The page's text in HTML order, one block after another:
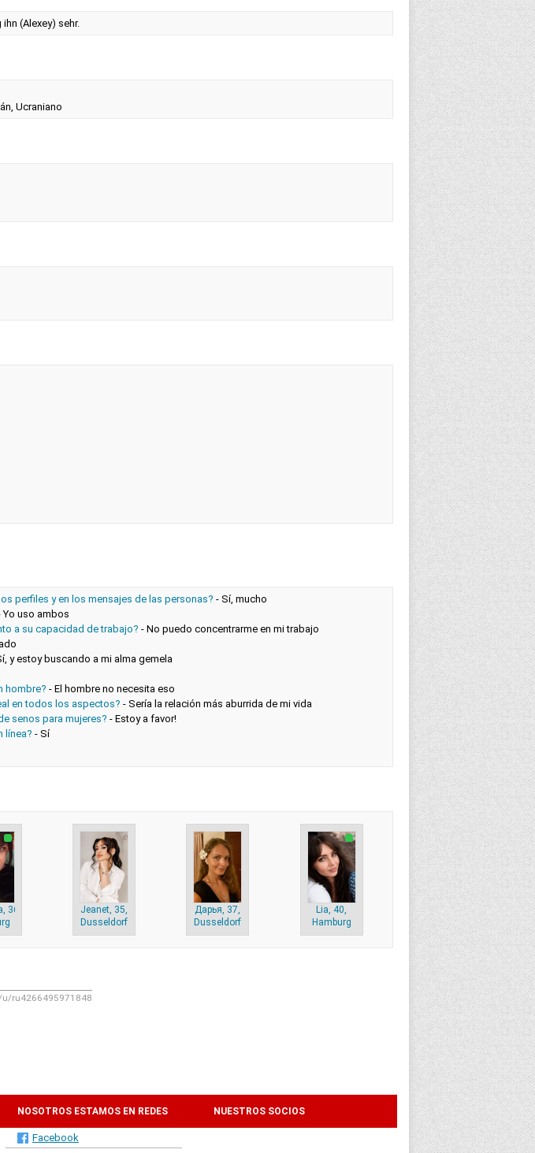
(Alexey) sehr.
Ucraniano
perfiles y en los mensajes de las personas? - Sí, mucho
Yo uso ambos
a su capacidad de trabajo? - No puedo concentrarme en mi trabajo
y estoy buscando a mi alma gemela
hombre? - El hombre no necesita eso
en todos los aspectos? - Sería la relación más aburrida de mi vida
senos para mujeres? - Estoy a favor!
línea? - Sí
36,
Jeanet, 35,
Dusseldorf
Дарья, 37,
Dusseldorf
Lia, 40,
Hamburg
ru4266495971848
NOSOTROS ESTAMOS EN REDES
SOCIALES
NUESTROS SOCIOS
Facebook